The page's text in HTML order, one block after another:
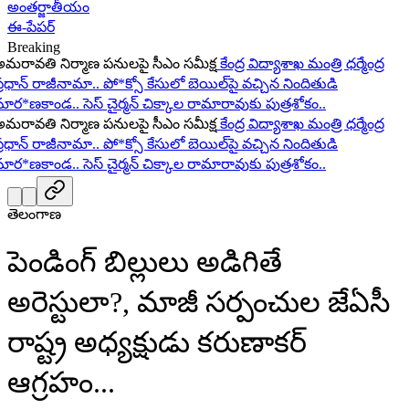
అంతర్జాతీయం
ఈ-పేపర్
Breaking
నిర్మాణ పనులపై సీఎం సమీక్ష కేంద్ర విద్యాశాఖ మంత్రి ధర్మేంద్ర
రాజీనామా.. పో*క్సో కేసులో బెయిల్‌పై వచ్చిన నిందితుడి
సెస్ చైర్మన్ చిక్కాల రామారావుకు పుత్రశోకం..
నిర్మాణ పనులపై సీఎం సమీక్ష కేంద్ర విద్యాశాఖ మంత్రి ధర్మేంద్ర
రాజీనామా.. పో*క్సో కేసులో బెయిల్‌పై వచ్చిన నిందితుడి
సెస్ చైర్మన్ చిక్కాల రామారావుకు పుత్రశోకం..
తెలంగాణ
పెండింగ్ బిల్లులు అడిగితే
అరెస్టులా?, మాజీ సర్పంచుల జేఏసీ
రాష్ట్ర అధ్యక్షుడు కరుణాకర్
ఆగ్రహం...